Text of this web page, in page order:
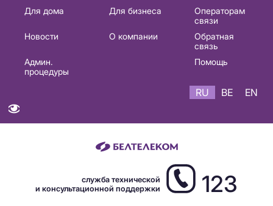
Основная
навигация
Для дома Для бизнеса
Операторам
связи
Новости
О компании
Обратная
связь
Админ.
процедуры
Помощь
RU BE EN
служба технической
и консультационной поддержки
123